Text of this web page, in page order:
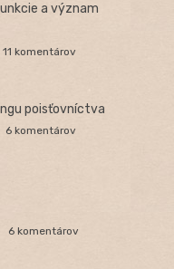
a význam
11 komentárov
poisťovníctva
6 komentárov
6 komentárov